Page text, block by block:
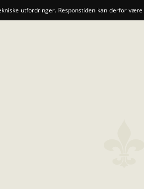
utfordringer. Responstiden kan derfor